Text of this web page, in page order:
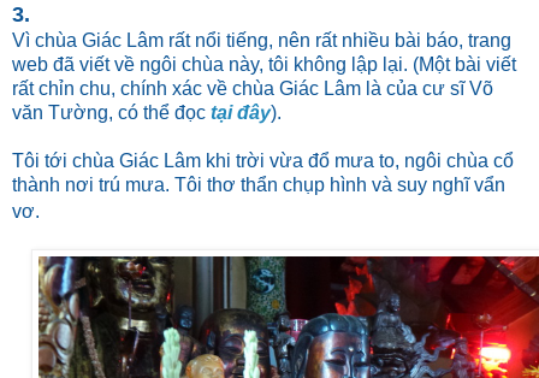
3.
Vì chùa Giác Lâm rất nổi tiếng, nên rất nhiều bài báo, trang
web đã viết về ngôi chùa này, tôi không lập lại. (Một bài viết
rất chỉn chu, chính xác về chùa Giác Lâm là của cư sĩ Võ
văn Tường, có thể đọc tại đây).
Tôi tới chùa Giác Lâm khi trời vừa đổ mưa to, ngôi chùa cổ
thành nơi trú mưa. Tôi thơ thẩn chụp hình và suy nghĩ vẩn
vơ.